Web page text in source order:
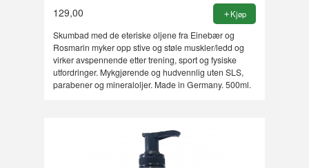
129,00 Kjøp
Skumbad med de eteriske oljene fra Einebær og
Rosmarin myker opp stive og støle muskler/ledd og
virker avspennende etter trening, sport og fysiske
utfordringer. Mykgjørende og hudvennlig uten SLS,
parabener og mineraloljer. Made in Germany. 500ml.